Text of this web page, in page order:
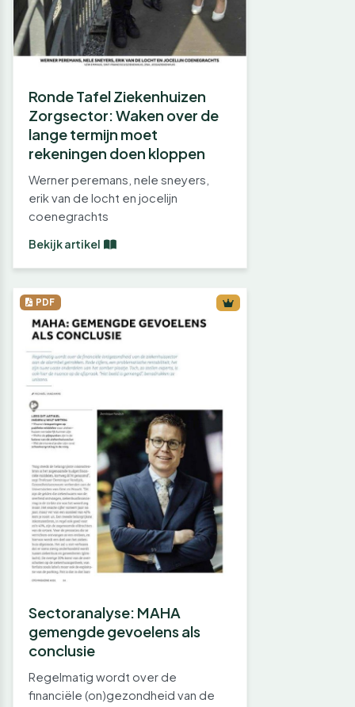
Ronde Tafel Ziekenhuizen
Zorgsector: Waken over de
lange termijn moet
rekeningen doen kloppen
Werner peremans, nele sneyers,
erik van de locht en jocelijn
coenegrachts
Bekijk artikel
PDF
Sectoranalyse: MAHA
gemengde gevoelens als
conclusie
Regelmatig wordt over de
financiële (on)gezondheid van de